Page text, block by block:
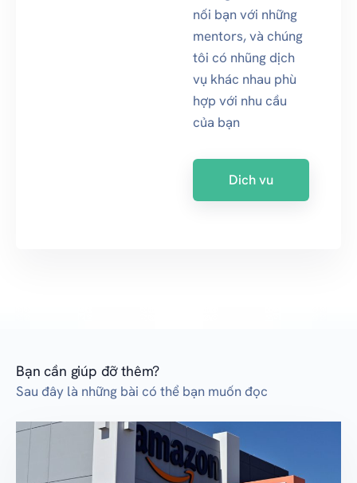
nối bạn với những
mentors, và chúng
tôi có nhũng dịch
vụ khác nhau phù
hợp với nhu cầu
của bạn
Dich vu
Bạn cần giúp đỡ thêm?
Sau đây là những bài có thể bạn muốn đọc